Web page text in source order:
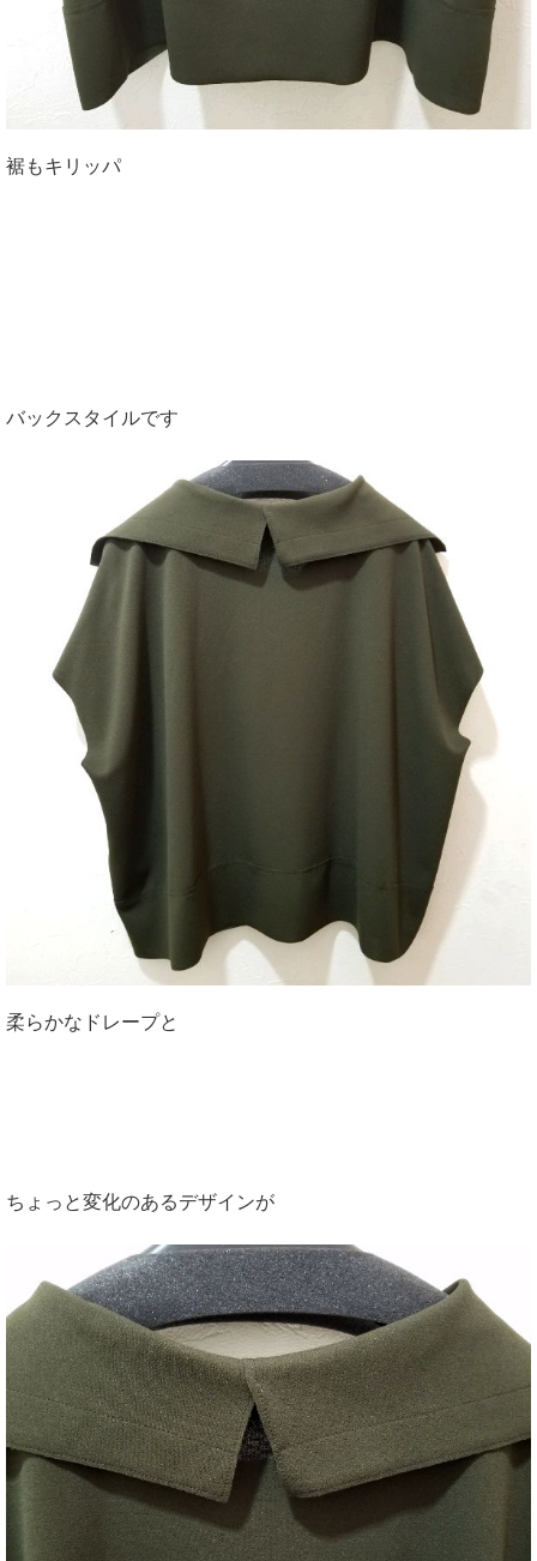
裾もキリッパ
バックスタイルです
柔らかなドレープと
ちょっと変化のあるデザインが